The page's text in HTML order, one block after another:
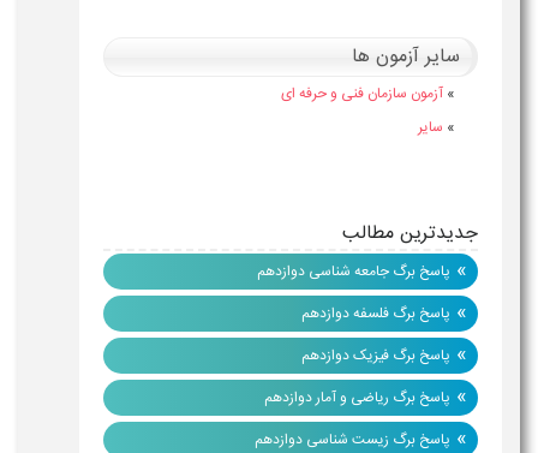
سایر آزمون ها
آزمون سازمان فنی و حرفه ای
سایر
جدیدترین مطالب
» پاسخ برگ جامعه شناسی دوازدهم
» پاسخ برگ فلسفه دوازدهم
» پاسخ برگ فیزیک دوازدهم
» پاسخ برگ ریاضی و آمار دوازدهم
» پاسخ برگ زیست شناسی دوازدهم